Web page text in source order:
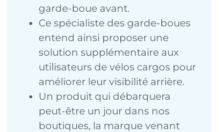
garde-boue avant.
Ce spécialiste des garde-boues
entend ainsi proposer une
solution supplémentaire aux
utilisateurs de vélos cargos pour
améliorer leur visibilité arrière.
Un produit qui débarquera
peut-être un jour dans nos
boutiques, la marque venant